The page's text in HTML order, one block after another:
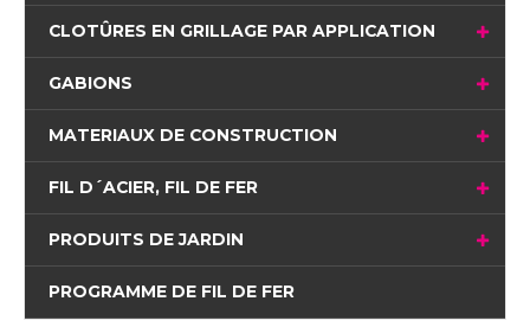
CLOTÛRES EN GRILLAGE PAR APPLICATION
GABIONS
MATERIAUX DE CONSTRUCTION
FIL D´ACIER, FIL DE FER
PRODUITS DE JARDIN
PROGRAMME DE FIL DE FER